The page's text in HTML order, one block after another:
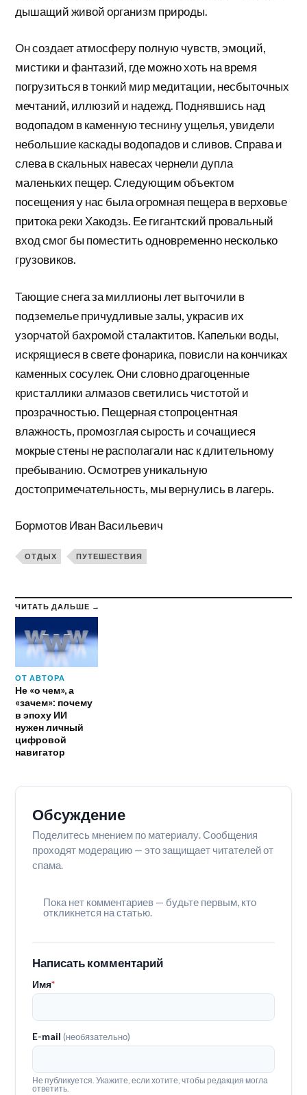
дышащий живой организм природы.
Он создает атмосферу полную чувств, эмоций,
мистики и фантазий, где можно хоть на время
погрузиться в тонкий мир медитации, несбыточных
мечтаний, иллюзий и надежд. Поднявшись над
водопадом в каменную теснину ущелья, увидели
небольшие каскады водопадов и сливов. Справа и
слева в скальных навесах чернели дупла
маленьких пещер. Следующим объектом
посещения у нас была огромная пещера в верховье
притока реки Хакодзь. Ее гигантский провальный
вход смог бы поместить одновременно несколько
грузовиков.
Тающие снега за миллионы лет выточили в
подземелье причудливые залы, украсив их
узорчатой бахромой сталактитов. Капельки воды,
искрящиеся в свете фонарика, повисли на кончиках
каменных сосулек. Они словно драгоценные
кристаллики алмазов светились чистотой и
прозрачностью. Пещерная стопроцентная
влажность, промозглая сырость и сочащиеся
мокрые стены не располагали нас к длительному
пребыванию. Осмотрев уникальную
достопримечательность, мы вернулись в лагерь.
Бормотов Иван Васильевич
ОТДЫХ ПУТЕШЕСТВИЯ
ЧИТАТЬ ДАЛЬШЕ →
ОТ АВТОРА
Не «о чем», а
«зачем»: почему
в эпоху ИИ
нужен личный
цифровой
навигатор
Обсуждение
Поделитесь мнением по материалу. Сообщения
проходят модерацию — это защищает читателей от
спама.
Пока нет комментариев — будьте первым, кто
откликнется на статью.
Написать комментарий
Имя*
E-mail(необязательно)
Не публикуется. Укажите, если хотите, чтобы редакция могла
ответить.